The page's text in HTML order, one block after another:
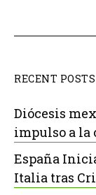
RECENT POSTS
Diócesis
impulso a la
España
Italia tras